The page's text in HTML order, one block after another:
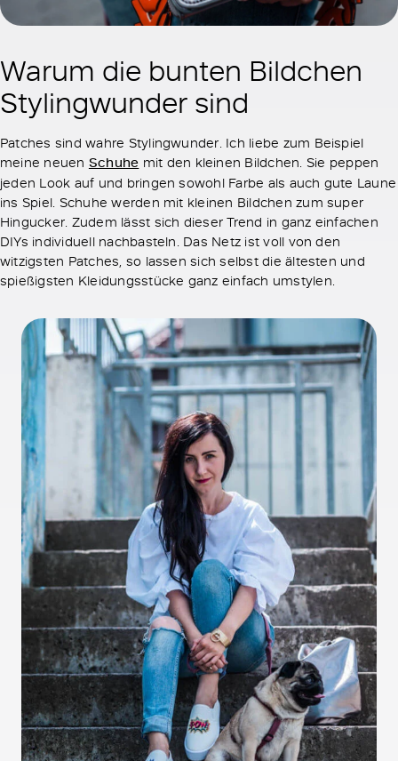
Warum die bunten Bildchen
Stylingwunder sind
Patches sind wahre Stylingwunder. Ich liebe zum Beispiel
meine neuen Schuhe mit den kleinen Bildchen. Sie peppen
jeden Look auf und bringen sowohl Farbe als auch gute Laune
ins Spiel. Schuhe werden mit kleinen Bildchen zum super
Hingucker. Zudem lässt sich dieser Trend in ganz einfachen
DIYs individuell nachbasteln. Das Netz ist voll von den
witzigsten Patches, so lassen sich selbst die ältesten und
spießigsten Kleidungsstücke ganz einfach umstylen.